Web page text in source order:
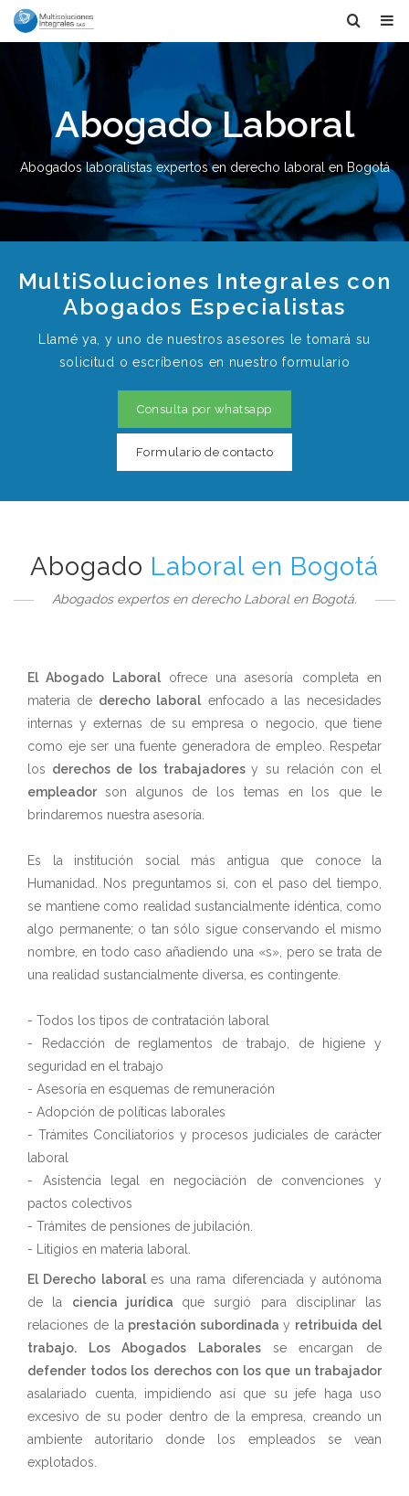
Abogado Laboral
Abogados laboralistas expertos en derecho laboral en Bogotá
MultiSoluciones Integrales con
Abogados Especialistas
Llamé ya, y uno de nuestros asesores le tomará su
solicitud o escríbenos en nuestro formulario
Consulta por whatsapp
Formulario de contacto
Abogado Laboral en Bogotá
Abogados expertos en derecho Laboral en Bogotá.
El Abogado Laboralofrece una asesoría completa en
materia de derecho laboral enfocado a las necesidades
internas y externas de su empresa o negocio, que tiene
como eje ser una fuente generadora de empleo. Respetar
los derechos de los trabajadoresy su relación con el
empleador son algunos de los temas en los que le
brindaremos nuestra asesoría.
Es la institución social más antigua que conoce la
Humanidad. Nos preguntamos si, con el paso del tiempo,
se mantiene como realidad sustancialmente idéntica, como
algo permanente; o tan sólo sigue conservando el mismo
nombre, en todo caso añadiendo una «s», pero se trata de
una realidad sustancialmente diversa, es contingente.
- Todos los tipos de contratación laboral
- Redacción de reglamentos de trabajo, de higiene y
seguridad en el trabajo
- Asesoría en esquemas de remuneración
- Adopción de políticas laborales
- Trámites Conciliatorios y procesos judiciales de carácter
laboral
- Asistencia legal en negociación de convenciones y
pactos colectivos
- Trámites de pensiones de jubilación.
- Litigios en materia laboral.
El Derecho laboral es una rama diferenciada y autónoma
de la ciencia jurídica que surgió para disciplinar las
relaciones de la prestación subordinaday retribuida del
trabajo.
Los Abogados Laborales se encargan de
defender todos los derechos con los que un trabajador
asalariado cuenta, impidiendo así que su jefe haga uso
excesivo de su poder dentro de la empresa, creando un
ambiente autoritario donde los empleados se vean
explotados.